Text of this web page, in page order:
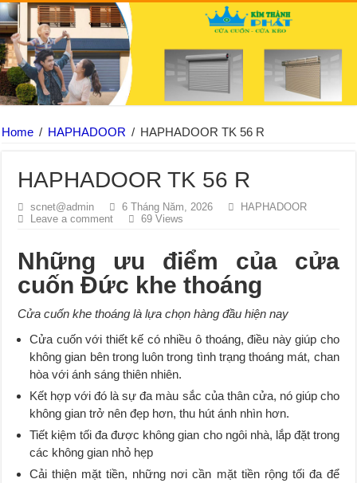
Home / HAPHADOOR / HAPHADOOR TK 56 R
HAPHADOOR TK 56 R
scnet@admin 6 Tháng Năm, 2026
HAPHADOOR
Leave a comment
69 Views
Những ưu điểm của cửa
cuốn Đức khe thoáng
Cửa cuốn khe thoáng là lựa chọn hàng đầu hiện nay
Cửa cuốn với thiết kế có nhiều ô thoáng, điều này giúp cho
không gian bên trong luôn trong tình trạng thoáng mát, chan
hòa với ánh sáng thiên nhiên.
Kết hợp với đó là sự đa màu sắc của thân cửa, nó giúp cho
không gian trở nên đẹp hơn, thu hút ánh nhìn hơn.
Tiết kiệm tối đa được không gian cho ngôi nhà, lắp đặt trong
các không gian nhỏ hẹp
Cải thiện mặt tiền, những nơi cần mặt tiền rộng tối đa để